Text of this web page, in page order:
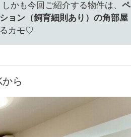
かも今回ご紹介する物件は、 ペ
ョン（飼育細則あり）の角部屋
るカモ♡
ら